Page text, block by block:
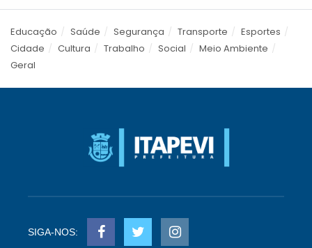
Educação Saúde Segurança Transporte
Esportes
Cidade
Cultura Trabalho Social
Meio Ambiente
Geral
SIGA-NOS: